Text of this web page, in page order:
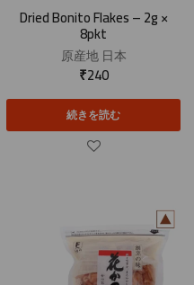
Dried Bonito Flakes – 2g ×
8pkt
原産地日本
₹240
続きを読む